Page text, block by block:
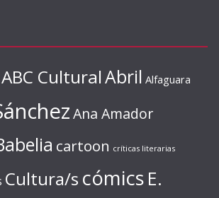
ABC CulturalAbril Alfaguara
Ana Amador
cartoon críticas literarias
Cultura/s cómics E.